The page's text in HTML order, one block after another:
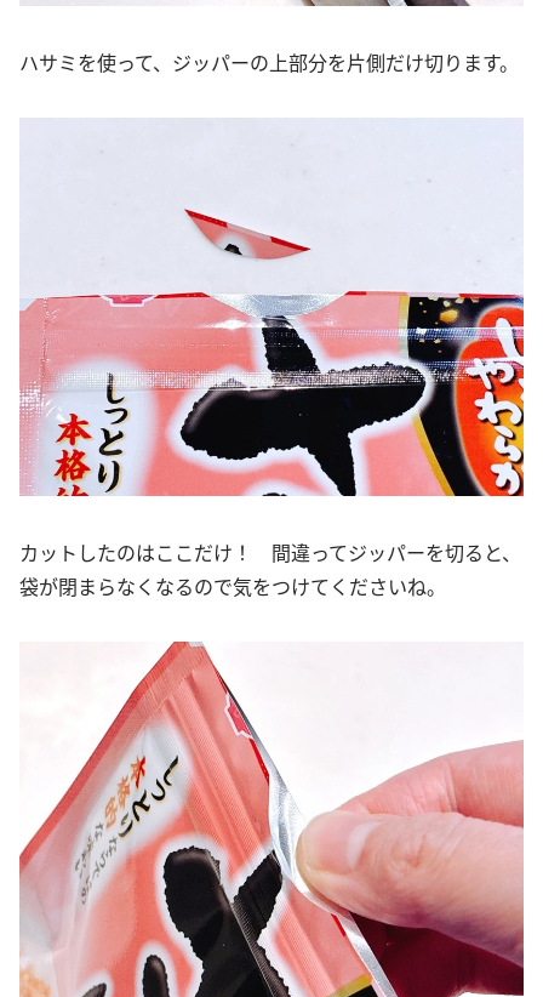
ハサミを使って、ジッパーの上部分を片側だけ切ります。
カットしたのはここだけ！ 間違ってジッパーを切ると、
袋が閉まらなくなるので気をつけてくださいね。